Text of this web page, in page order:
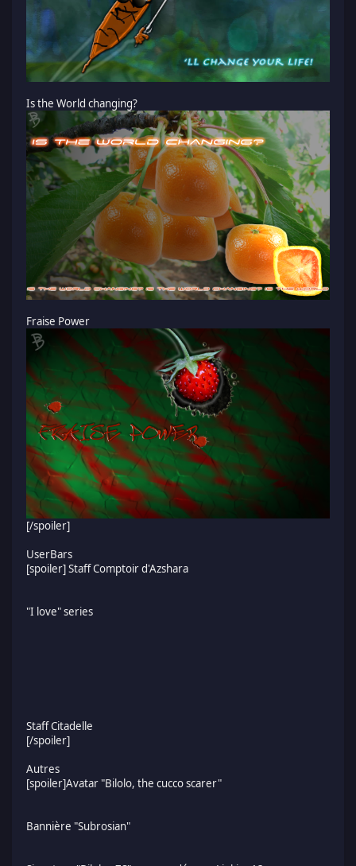
Is the World changing?
Fraise Power
[/spoiler]
UserBars
[spoiler] Staff Comptoir d'Azshara
"I love" series
Staff Citadelle
[/spoiler]
Autres
[spoiler]Avatar "Bilolo, the cucco scarer"
Bannière "Subrosian"